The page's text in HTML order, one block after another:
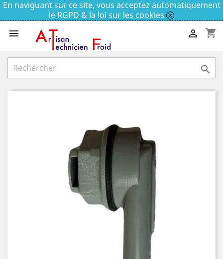
En naviguant sur ce site, vous acceptez automatiquement
le RGPD & la loi sur les cookies
 shopping_cart

